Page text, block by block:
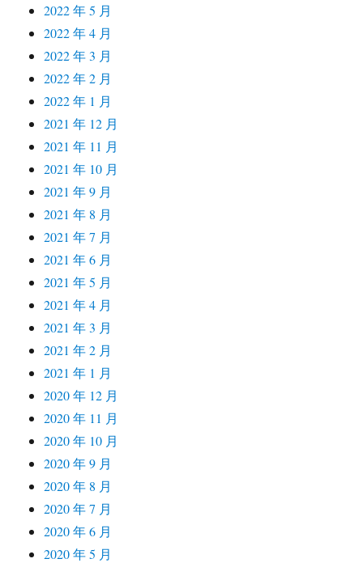
2022 年 5 月
2022 年 4 月
2022 年 3 月
2022 年 2 月
2022 年 1 月
2021 年 12 月
2021 年 11 月
2021 年 10 月
2021 年 9 月
2021 年 8 月
2021 年 7 月
2021 年 6 月
2021 年 5 月
2021 年 4 月
2021 年 3 月
2021 年 2 月
2021 年 1 月
2020 年 12 月
2020 年 11 月
2020 年 10 月
2020 年 9 月
2020 年 8 月
2020 年 7 月
2020 年 6 月
2020 年 5 月